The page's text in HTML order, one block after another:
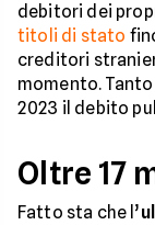
debitori dei
titoli di stato
creditori
momento.
2023 il debito
Oltre 17
Fatto sta che l’